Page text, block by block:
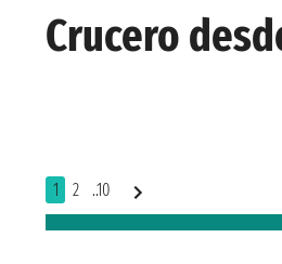
Crucero
1 2 ..10